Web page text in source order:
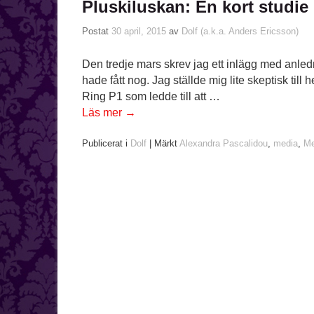
Pluskiluskan: En kort
Postat 30 april, 2015 av Dolf (a.k.a. Anders Ericsson)
Den tredje mars skrev jag ett inlägg med
hade fått nog. Jag ställde mig lite skeptisk till
Ring P1 som ledde till att …
Läs mer →
Publicerat i Dolf Märkt Alexandra Pascalidou, media,